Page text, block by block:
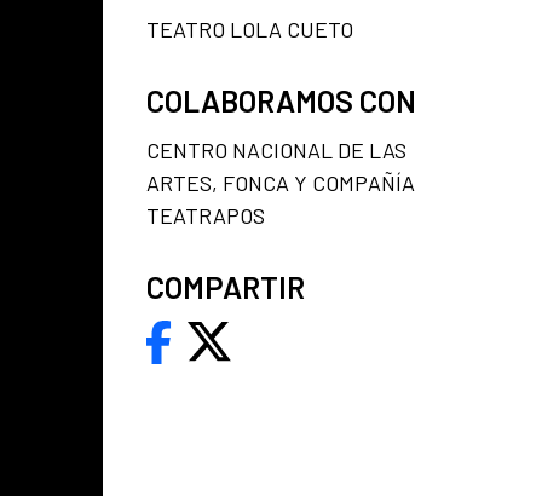
TEATRO LOLA CUETO
COLABORAMOS CON
CENTRO NACIONAL DE LAS
ARTES, FONCA Y COMPAÑÍA
TEATRAPOS
COMPARTIR